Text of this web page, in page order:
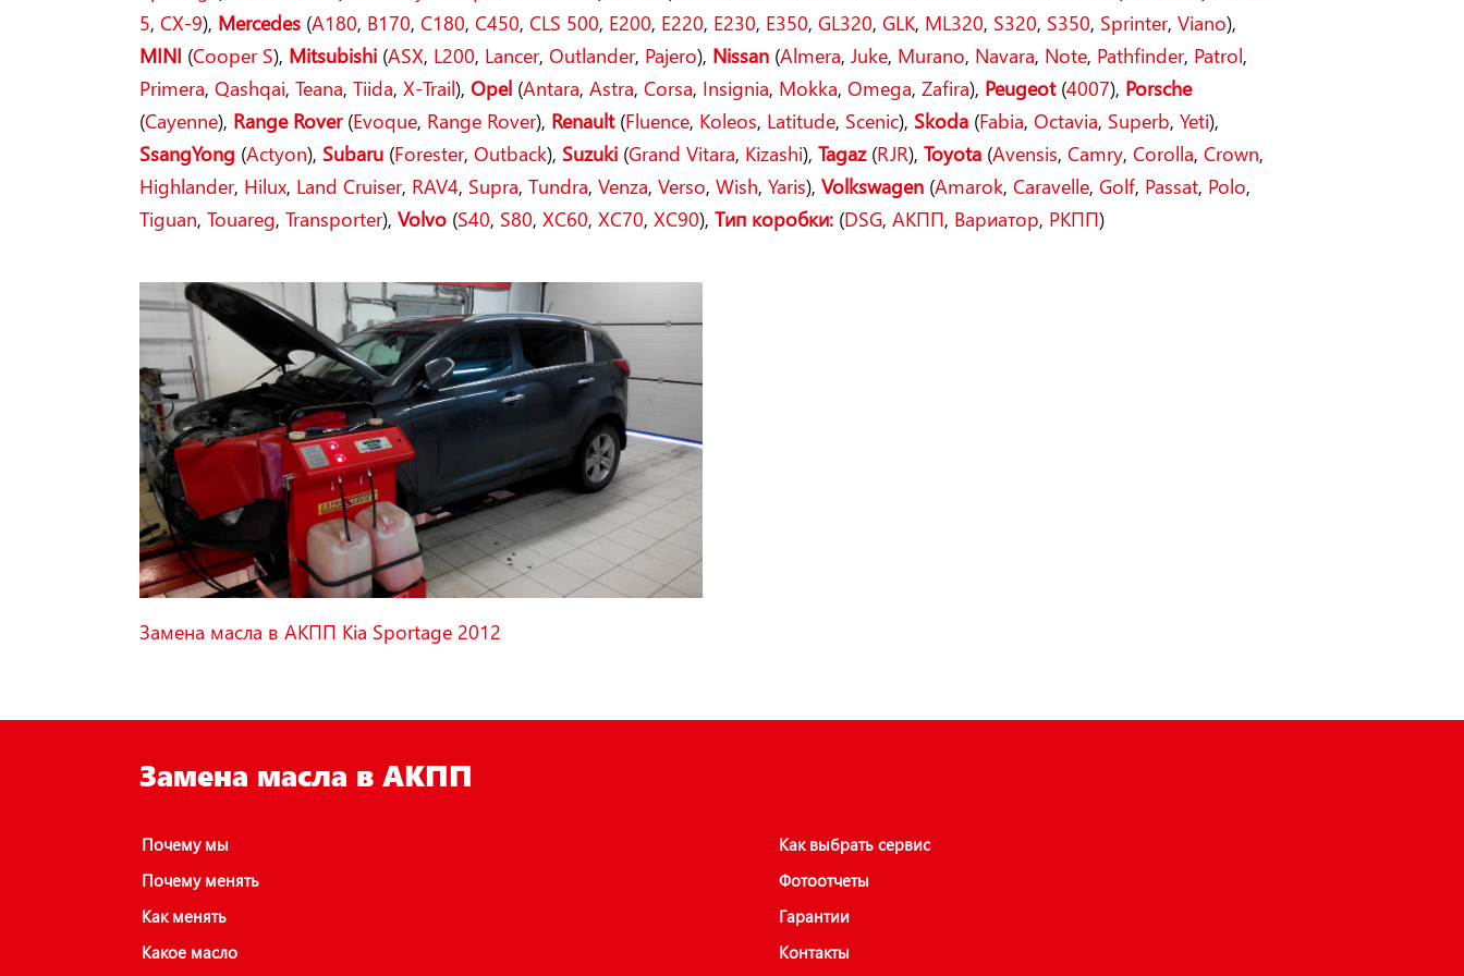
5,CX-9), Mercedes (A180, B170,C180,C450,CLS 500, E200, E220, E230, E350,GL320,GLK, ML320, S320, S350, Sprinter,Viano),
MINI (Cooper S), Mitsubishi (ASX, L200, Lancer,Outlander, Pajero), Nissan (Almera,Juke, Murano, Navara, Note, Pathfinder, Patrol,
Primera,Qashqai,Teana,Tiida,X-Trail), Opel (Antara,Astra,Corsa, Insignia, Mokka,Omega,Zafira), Peugeot(4007), Porsche
(Cayenne), Range Rover(Evoque, Range Rover), Renault(Fluence, Koleos, Latitude, Scenic), Skoda (Fabia,Octavia, Superb,Yeti),
SsangYong (Actyon), Subaru (Forester,Outback), Suzuki (Grand Vitara, Kizashi), Tagaz(RJR), Toyota (Avensis,Camry,Corolla,Crown,
Highlander, Hilux, Land Cruiser, RAV4, Supra,Tundra,Venza,Verso,Wish,Yaris), Volkswagen (Amarok,Caravelle,Golf, Passat, Polo,
Tiguan,Touareg,Transporter), Volvo (S40, S80,XC60,XC70,XC90), Тип коробки: (DSG,АКПП, Вариатор, РКПП)
Замена масла в АКПП Kia Sportage 2012
Замена масла в АКПП
Почему мы
Почему менять
Как менять
Какое масло
Как выбрать сервис
Фотоотчеты
Гарантии
Контакты